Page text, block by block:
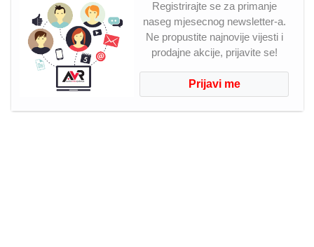
Registrirajte se za primanje
naseg mjesecnog newsletter-a.
Ne propustite najnovije vijesti i
prodajne akcije, prijavite se!
Prijavi me